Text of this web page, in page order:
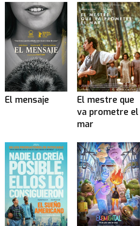
El mensaje
El mestre que
va prometre el
mar